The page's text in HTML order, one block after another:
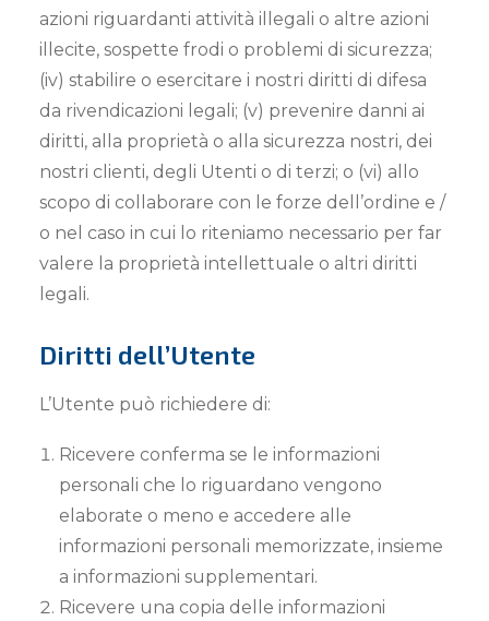
azioni riguardanti attività illegali o altre azioni
illecite, sospette frodi o problemi di sicurezza;
(iv) stabilire o esercitare i nostri diritti di difesa
da rivendicazioni legali; (v) prevenire danni ai
diritti, alla proprietà o alla sicurezza nostri, dei
nostri clienti, degli Utenti o di terzi; o (vi) allo
scopo di collaborare con le forze dell’ordine e /
o nel caso in cui lo riteniamo necessario per far
valere la proprietà intellettuale o altri diritti
legali.
Diritti dell’Utente
L’Utente può richiedere di:
Ricevere conferma se le informazioni
personali che lo riguardano vengono
elaborate o meno e accedere alle
informazioni personali memorizzate, insieme
a informazioni supplementari.
Ricevere una copia delle informazioni